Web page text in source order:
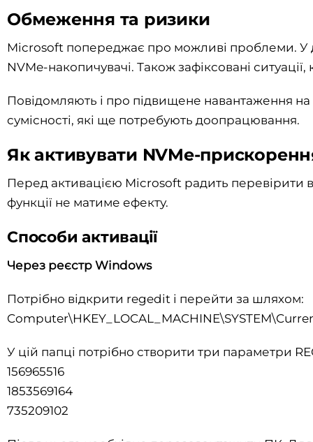
Обмеження та ризики
Microsoft попереджає про можливі проблеми. У
NVMe-накопичувачі. Також зафіксовані
Повідомляють і про підвищене навантаження
сумісності, які ще потребують доопрацювання.
Як активувати NVMe-
Перед активацією Microsoft радить перевірити
функції не матиме ефекту.
Способи активації
Через реєстр Windows
Потрібно відкрити regedit і перейти за шляхом:
У цій папці потрібно створити три параметри
156965516
1853569164
735209102